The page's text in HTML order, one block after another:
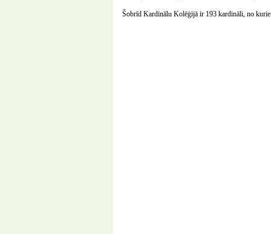
Šobrīd Kardinālu Kolēģijā ir 193 kardināli, no